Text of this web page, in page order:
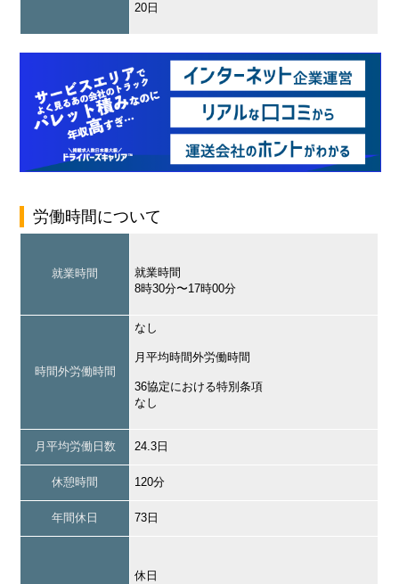
20日
労働時間について
就業時間
就業時間
8時30分〜17時00分
時間外労働時間
なし
月平均時間外労働時間
36協定における特別条項
なし
月平均労働日数 24.3日
休憩時間 120分
年間休日 73日
休日